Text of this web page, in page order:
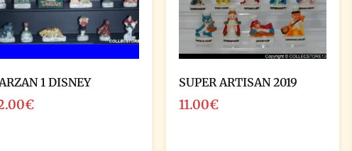
1 DISNEY
€
SUPER ARTISAN 2019
11.00€